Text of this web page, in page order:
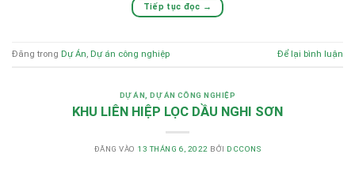
Tiếp tục đọc →
Đăng trong Dự Án, Dự án công nghiệp Để lại bình luận
DỰ ÁN ,DỰ ÁN CÔNG NGHIỆP
KHU LIÊN HIỆP LỌC DẦU NGHI SƠN
ĐĂNG VÀO 13 THÁNG 6, 2022 BỞI DCCONS